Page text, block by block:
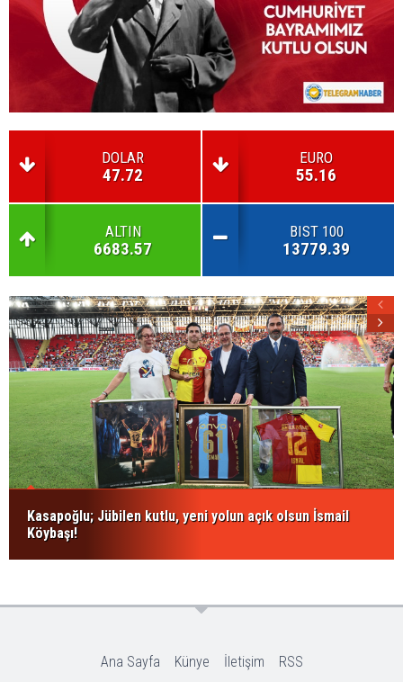
DOLAR
47.72
EURO
55.16
ALTIN
6683.57
BIST 100
13779.39
Kasapoğlu; Jübilen kutlu, yeni yolun açık olsun İsmail
Köybaşı!
Ana Sayfa Künye İletişim RSS